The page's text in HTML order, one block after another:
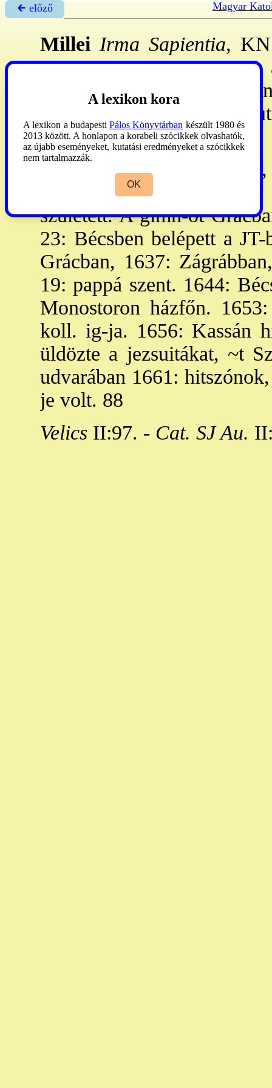
🡰 előző Magyar
Millei Irma Sapientia, KN
nov. 25.-Esztergom,
3: Zsámbékon lépett a
tette. - A szétszóratás
szemináriumban dolg. r.k.
István, SJ
Zemplén vm., 1677.
született. A gimn-ot
23: Bécsben belépett a
Grácban, 1637:
19: pappá szent. 1644:
Monostoron házfőn.
koll. ig-ja. 1656: Kassán
üldözte a jezsuitákat, ~t
udvarában 1661:
je volt. 88
Velics II:97. - Cat. SJ Au.
A lexikon kora
A lexikon a budapesti Pálos Könyvtárban készült 1980 és
2013 között. A honlapon a korabeli szócikkek olvashatók,
az újabb eseményeket, kutatási eredményeket a szócikkek
nem tartalmazzák.
OK